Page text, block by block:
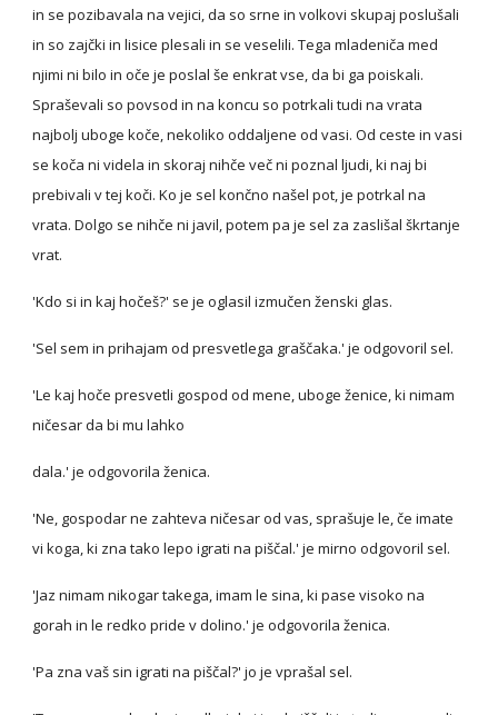
in se pozibavala na vejici, da so srne in volkovi skupaj poslušali
in so zajčki in lisice plesali in se veselili. Tega mladeniča med
njimi ni bilo in oče je poslal še enkrat vse, da bi ga poiskali.
Spraševali so povsod in na koncu so potrkali tudi na vrata
najbolj uboge koče, nekoliko oddaljene od vasi. Od ceste in vasi
se koča ni videla in skoraj nihče več ni poznal ljudi, ki naj bi
prebivali v tej koči. Ko je sel končno našel pot, je potrkal na
vrata. Dolgo se nihče ni javil, potem pa je sel za zaslišal škrtanje
vrat.
'Kdo si in kaj hočeš?' se je oglasil izmučen ženski glas.
'Sel sem in prihajam od presvetlega graščaka.' je odgovoril sel.
'Le kaj hoče presvetli gospod od mene, uboge ženice, ki nimam
ničesar da bi mu lahko
dala.' je odgovorila ženica.
'Ne, gospodar ne zahteva ničesar od vas, sprašuje le, če imate
vi koga, ki zna tako lepo igrati na piščal.' je mirno odgovoril sel.
'Jaz nimam nikogar takega, imam le sina, ki pase visoko na
gorah in le redko pride v dolino.' je odgovorila ženica.
'Pa zna vaš sin igrati na piščal?' jo je vprašal sel.